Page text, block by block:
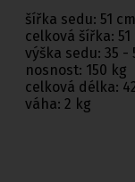
šířka sedu: 51 cm
celková šířka: 51
výška sedu: 35 -
nosnost: 150 kg
celková délka:
váha: 2 kg